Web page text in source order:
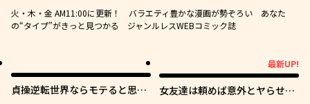
火・木・金 AM11:00に更新！ バラエティ豊かな漫画が勢ぞろい あなた
の“タイプ”がきっと見つかる ジャンルレスWEBコミック誌
貞操逆転世界ならモテると思っ
最新UP!
女友達は頼めば意外とヤらせて